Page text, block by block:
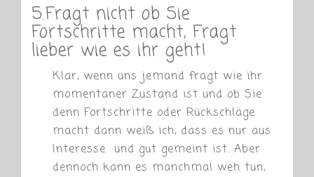
5.Fragt nicht ob Sie
Fortschritte macht, Fragt
lieber wie es ihr geht!
Klar, wenn uns jemand fragt wie ihr
momentaner Zustand ist und ob Sie
denn Fortschritte oder Rückschläge
macht dann weiß ich, dass es nur aus
Interesse und gut gemeint ist. Aber
dennoch kann es manchmal weh tun,